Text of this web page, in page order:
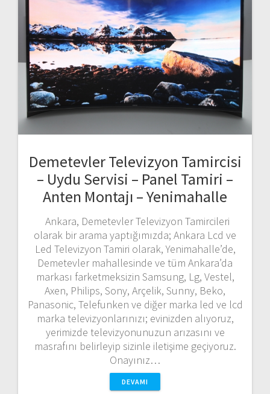
Demetevler Televizyon Tamircisi
– Uydu Servisi – Panel Tamiri –
Anten Montajı – Yenimahalle
Ankara, Demetevler Televizyon Tamircileri
olarak bir arama yaptığımızda; Ankara Lcd ve
Led Televizyon Tamiri olarak, Yenimahalle’de,
Demetevler mahallesinde ve tüm Ankara’da
markası farketmeksizin Samsung, Lg, Vestel,
Axen, Philips, Sony, Arçelik, Sunny, Beko,
Panasonic, Telefunken ve diğer marka led ve lcd
marka televizyonlarınızı; evinizden alıyoruz,
yerimizde televizyonunuzun arızasını ve
masrafını belirleyip sizinle iletişime geçiyoruz.
Onayınız…
DEVAMI